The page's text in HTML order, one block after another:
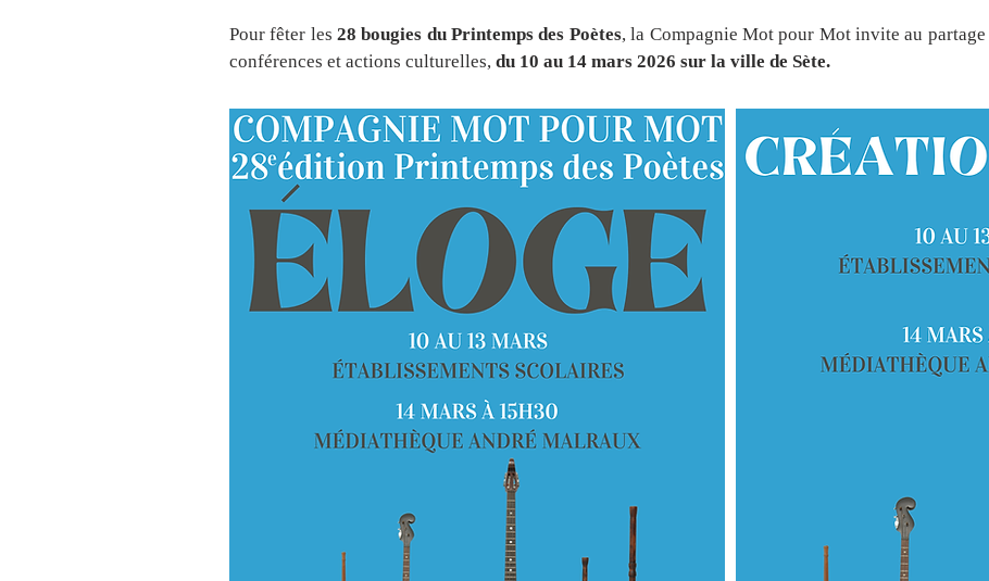
Pour fêter les28 bougies du Printemps des Poètes, la Compagnie Mot pour Mot invite au
conférences et ac tions culturelles, du 10 au 14 mars 2026 sur la ville de Sète.